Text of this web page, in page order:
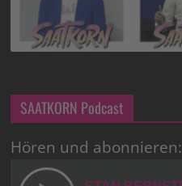
SAATKORN Podcast
Hören und abonnieren: